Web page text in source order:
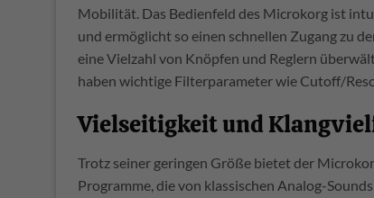
Mobilität. Das Bedienfeld des Microkorg ist
und ermöglicht so einen schnellen Zugang zu
eine Vielzahl von Knöpfen und Reglern
haben wichtige Filterparameter wie Cutoff/
Vielseitigkeit und
Trotz seiner geringen Größe bietet der
Programme, die von klassischen Analog-